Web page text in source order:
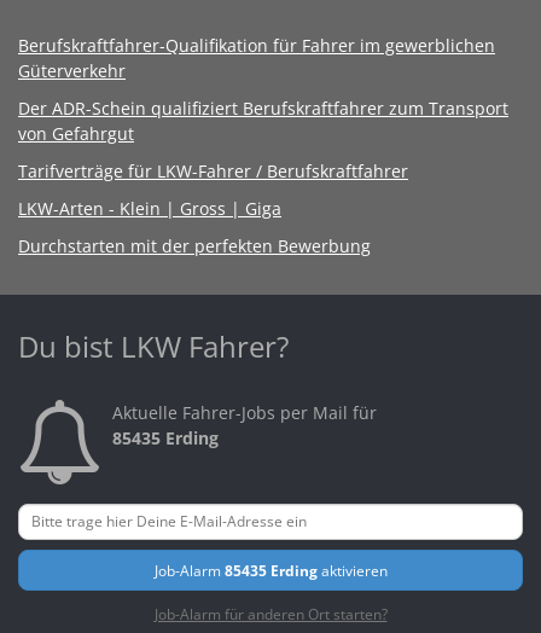
Berufskraftfahrer-Qualifikation für Fahrer im gewerblichen
Güterverkehr
Der ADR-Schein qualifiziert Berufskraftfahrer zum Transport
von Gefahrgut
Tarifverträge für LKW-Fahrer / Berufskraftfahrer
LKW-Arten - Klein | Gross | Giga
Durchstarten mit der perfekten Bewerbung
Du bist LKW Fahrer?
Aktuelle Fahrer-Jobs per Mail für
85435 Erding
Job-Alarm85435 Erdingaktivieren
Job-Alarm für anderen Ort starten?